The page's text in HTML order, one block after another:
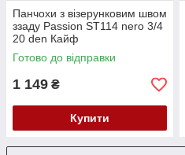
Панчохи з візерунковим швом
ззаду Passion ST114 nero 3/4
20 den Кайф
Готово до відправки
1 149 ₴
Купити